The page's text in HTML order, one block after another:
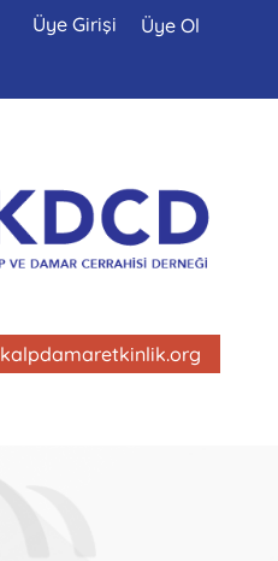
Üye Girişi Üye Ol
kalpdamaretkinlik.org